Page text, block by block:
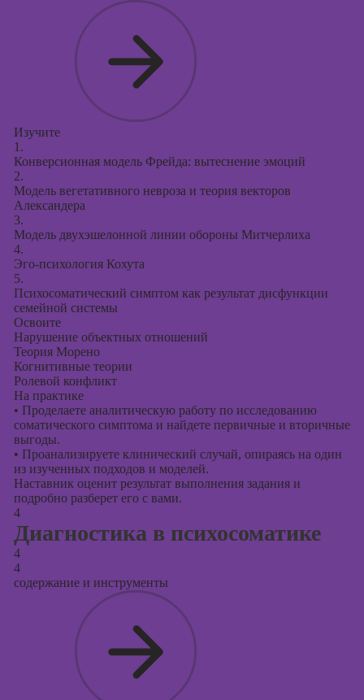
Изучите
1.
Конверсионная модель Фрейда: вытеснение эмоций
2.
Модель вегетативного невроза и теория векторов
Александера
3.
Модель двухэшелонной линии обороны Митчерлиха
4.
Эго-психология Кохута
5.
Психосоматический симптом как результат дисфункции
семейной системы
Освоите
Нарушение объектных отношений
Теория Морено
Когнитивные теории
Ролевой конфликт
На практике
• Проделаете аналитическую работу по исследованию
соматического симптома и найдете первичные и вторичные
выгоды.
• Проанализируете клинический случай, опираясь на один
из изученных подходов и моделей.
Наставник оценит результат выполнения задания и
подробно разберет его с вами.
4
Диагностика в психосоматике
4
4
содержание и инструменты